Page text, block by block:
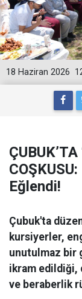
18 Haziran 2026
Eğlendi!
Çubuk'ta
kursiyerler,
unutulmaz bir
ikram edildiği,
ve beraberlik